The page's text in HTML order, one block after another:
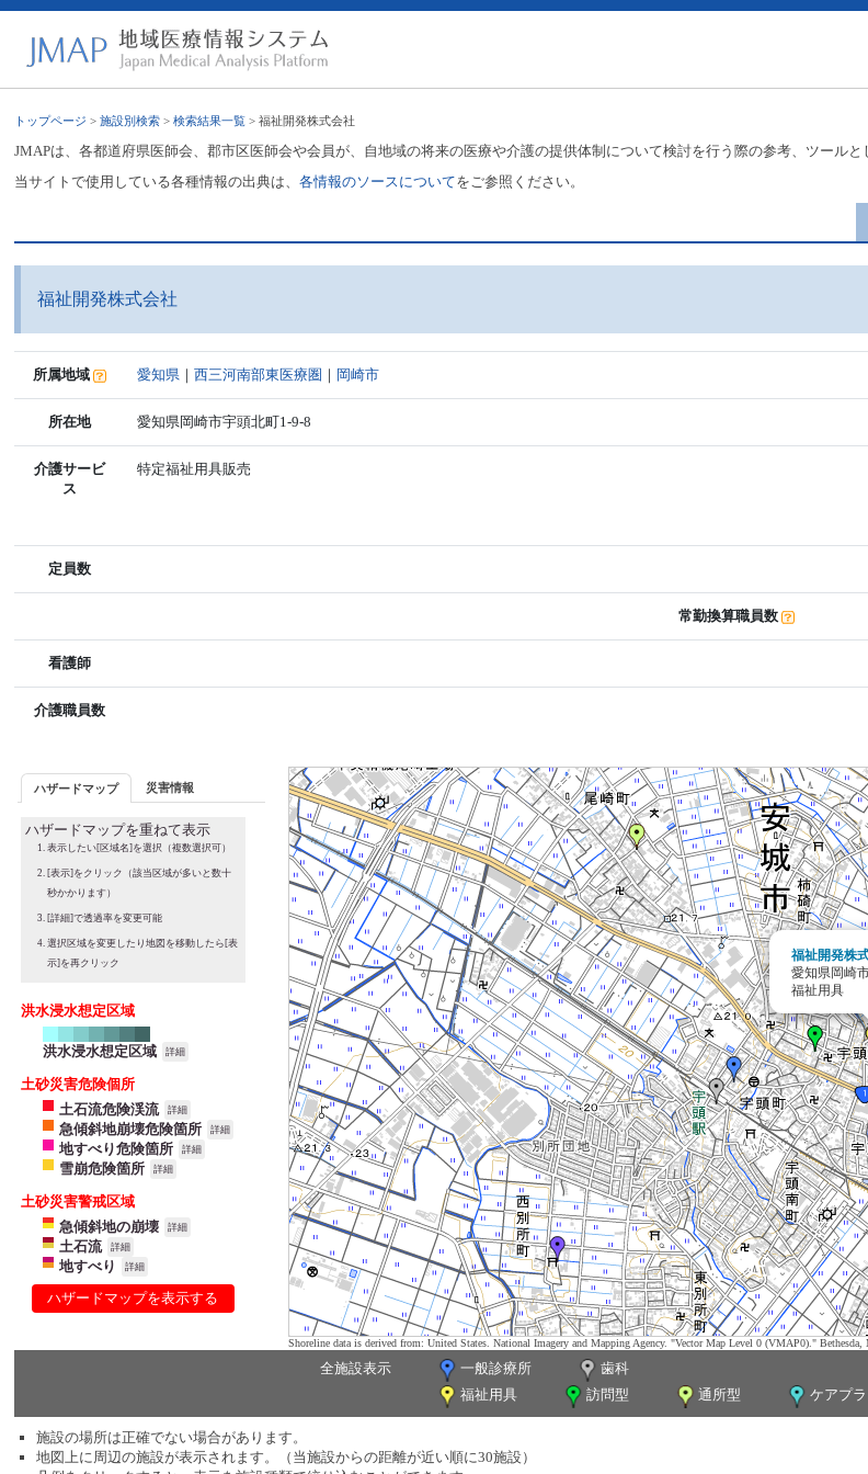
トップページ >施設別検索 >検索結果一覧 > 福祉開発株式会社
JMAPは、各都道府県医師会、郡市区医師会や会員が、自地域の将来の医療や介護の提供体制について検討を行う際の参考、ツールと
当サイトで使用している各種情報の出典は、各情報のソースについてをご参照ください。
福祉開発株式会社
所属地域 愛知県 ｜西三河南部東医療圏 ｜ 岡崎市
所在地 愛知県岡崎市宇頭北町1-9-8
介護サービ
ス
特定福祉用具販売
定員数
常勤換算職員数
看護師
介護職員数
ハザードマップ 災害情報
ハザードマップを重ねて表示
表示したい[区域名]を選択（複数選択可）
[表示]をクリック（該当区域が多いと数十
秒かかります）
[詳細]で透過率を変更可能
選択区域を変更したり地図を移動したら[表
示]を再クリック
洪水浸水想定区域
洪水浸水想定区域 詳細
土砂災害危険個所
土石流危険渓流
詳細
急傾斜地崩壊危険箇所 詳細
地すべり危険箇所 詳細
雪崩危険箇所 詳細
土砂災害警戒区域
急傾斜地の崩壊
詳細
土石流 詳細
地すべり 詳細
ハザードマップを表示する
福祉開発株
愛知県岡崎
福祉用具
Shoreline data is derived from: United States. National Imagery and Mapping Agency. "Vector Map Level 0 (VMAP0)."
全施設表示 一般診療所 歯科
福祉用具
訪問型 通所型 ケアプ
施設の場所は正確でない場合があります。
地図上に周辺の施設が表示されます。（当施設からの距離が近い順に30施設）